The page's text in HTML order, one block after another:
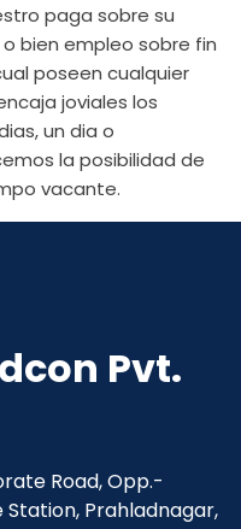
paga sobre su
bien empleo sobre fin
poseen cualquier
joviales los
un dia o
la posibilidad de
vacante.
Pvt.
Road, Opp.-
Station, Prahladnagar,